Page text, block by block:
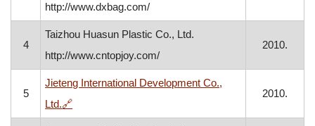
http://www.dxbag.com/
4
Taizhou Huasun Plastic Co., Ltd.
http://www.cntopjoy.com/
2010.
5
Jieteng International Development Co.,
Ltd.🔗, otvara se u novom prozoru
2010.